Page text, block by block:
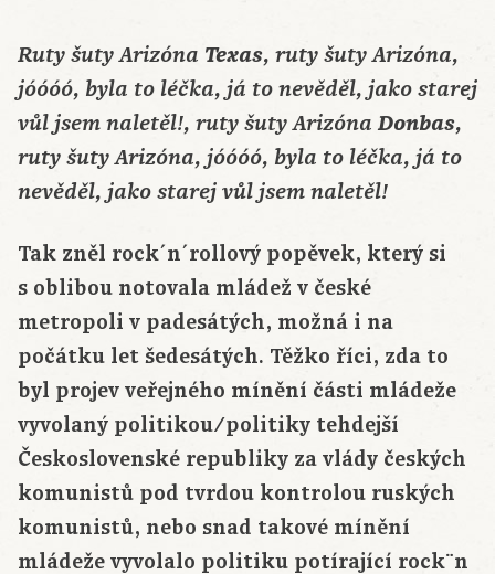
Ruty šuty Arizóna Texas, ruty šuty Arizóna,
jóóóó, byla to léčka, já to nevěděl, jako starej
vůl jsem naletěl!, ruty šuty ArizónaDonbas,
ruty šuty Arizóna, jóóóó, byla to léčka, já to
nevěděl, jako starej vůl jsem naletěl!
Tak zněl rock´n´rollový popěvek, který si
s oblibou notovala mládež v české
metropoli v padesátých, možná i na
počátku let šedesátých. Těžko říci, zda to
byl projev veřejného mínění části mládeže
vyvolaný politikou/politiky tehdejší
Československé republiky za vlády českých
komunistů pod tvrdou kontrolou ruských
komunistů, nebo snad takové mínění
mládeže vyvolalo politiku potírající rock¨n